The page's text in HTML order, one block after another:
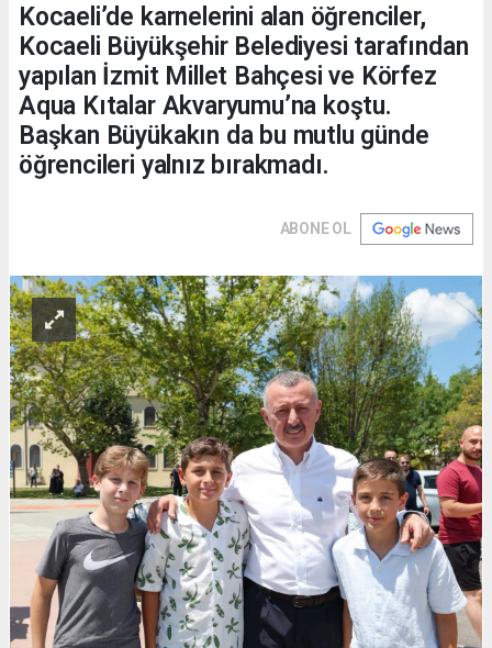
Kocaeli’de karnelerini alan öğrenciler,
Kocaeli Büyükşehir Belediyesi tarafından
yapılan İzmit Millet Bahçesi ve Körfez
Aqua Kıtalar Akvaryumu’na koştu.
Başkan Büyükakın da bu mutlu günde
öğrencileri yalnız bırakmadı.
ABONE OL